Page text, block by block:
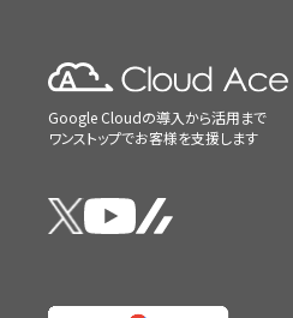
Google Cloudの導入から活用まで
ワンストップでお客様を支援します